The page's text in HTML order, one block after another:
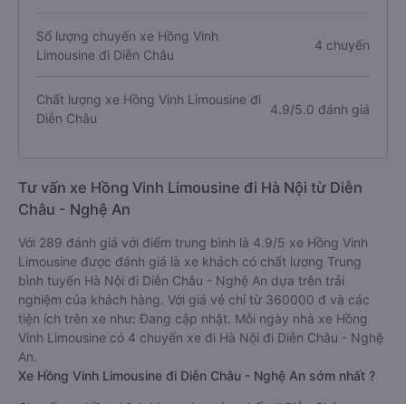
Số lượng chuyến xe Hồng Vinh
Limousine đi Diễn Châu
4 chuyến
Chất lượng xe Hồng Vinh Limousine đi
Diễn Châu
4.9/5.0 đánh giá
Tư vấn xe Hồng Vinh Limousine đi Hà Nội từ Diễn
Châu - Nghệ An
Với 289 đánh giá với điểm trung bình là 4.9/5 xe Hồng Vinh
Limousine được đánh giá là xe khách có chất lượng Trung
bình tuyến Hà Nội đi Diễn Châu - Nghệ An dựa trên trải
nghiệm của khách hàng. Với giá vé chỉ từ 360000 đ và các
tiện ích trên xe như: Đang cập nhật. Mỗi ngày nhà xe Hồng
Vinh Limousine có 4 chuyến xe đi Hà Nội đi Diễn Châu - Nghệ
An.
Xe Hồng Vinh Limousine đi Diễn Châu - Nghệ An sớm nhất ?